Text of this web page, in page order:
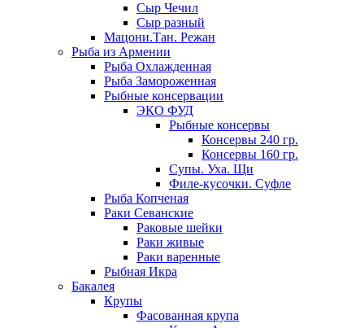
Сыр Чечил
Сыр разный
Мацони.Тан. Режан
Рыба из Армении
Рыба Охлажденная
Рыба Замороженная
Рыбные консервации
ЭКО ФУД
Рыбные консервы
Консервы 240 гр.
Консервы 160 гр.
Супы. Уха. Щи
Филе-кусочки. Суфле
Рыба Копченая
Раки Севанские
Раковые шейки
Раки живые
Раки варенные
Рыбная Икра
Бакалея
Крупы
Фасованная крупа